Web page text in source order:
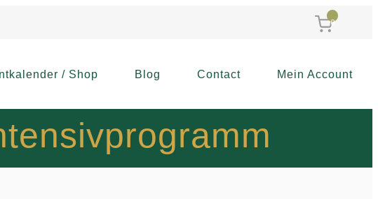
0
/ Shop Blog Contact Mein Account